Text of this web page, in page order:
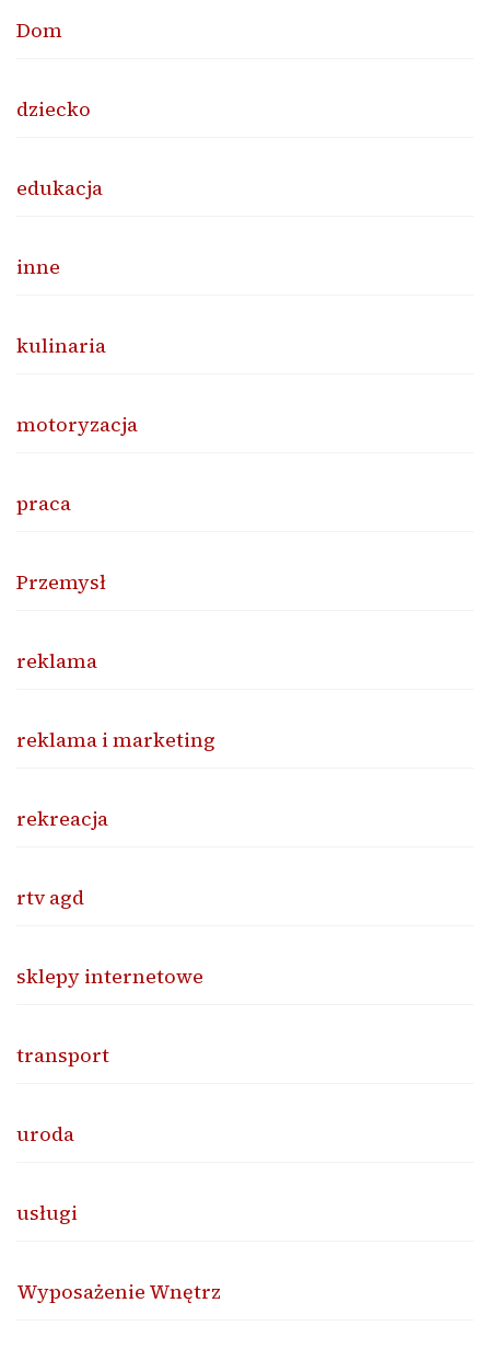
Dom
dziecko
edukacja
inne
kulinaria
motoryzacja
praca
Przemysł
reklama
reklama i marketing
rekreacja
rtv agd
sklepy internetowe
transport
uroda
usługi
Wyposażenie Wnętrz